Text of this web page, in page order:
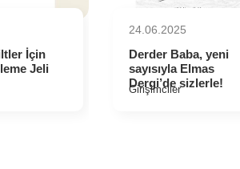
İçin
Jeli
24.06.2025
Derder Baba, yeni
sayısıyla Elmas
Dergi’de sizlerle!
Girişimciler